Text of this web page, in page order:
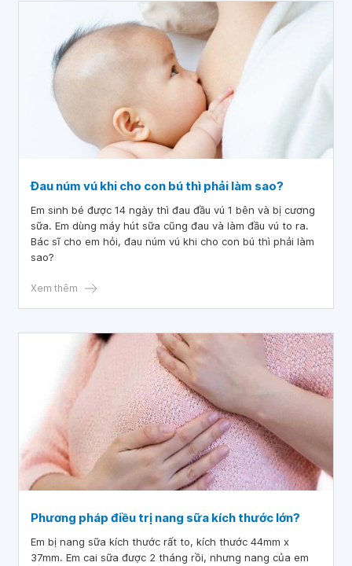
Đau núm vú khi cho con bú thì phải làm sao?
Em sinh bé được 14 ngày thì đau đầu vú 1 bên và bị cương
sữa. Em dùng máy hút sữa cũng đau và làm đầu vú to ra.
Bác sĩ cho em hỏi, đau núm vú khi cho con bú thì phải làm
sao?
Xem thêm
Phương pháp điều trị nang sữa kích thước lớn?
Em bị nang sữa kích thước rất to, kích thước 44mm x
37mm. Em cai sữa được 2 tháng rồi, nhưng nang của em